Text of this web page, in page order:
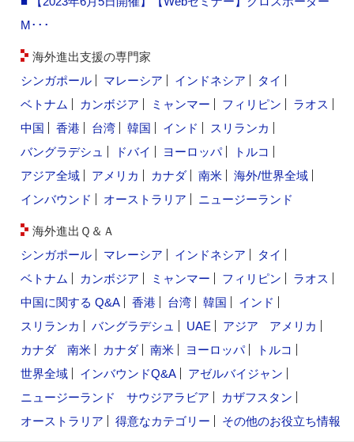
M･･･
海外進出支援の専門家
シンガポール
マレーシア インドネシア
タイ
ベトナム
カンボジア ミャンマー フィリピン
ラオス
中国
香港 台湾 韓国 インド
スリランカ
バングラデシュ
ドバイ ヨーロッパ
トルコ
アジア全域
アメリカ カナダ 南米
海外/世界全域
インバウンド
オーストラリア ニュージーランド
海外進出Ｑ＆Ａ
シンガポール
マレーシア インドネシア
タイ
ベトナム
カンボジア ミャンマー フィリピン
ラオス
中国に関する Q&A
香港 台湾 韓国
インド
スリランカ
バングラデシュ UAE アジア
アメリカ
カナダ
南米 カナダ 南米 ヨーロッパ
トルコ
世界全域
インバウンドQ&A
アゼルバイジャン
ニュージーランド
サウジアラビア
カザフスタン
オーストラリア
得意なカテゴリー その他のお役立ち情報